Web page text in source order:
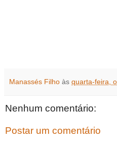
Manassés Filho às quarta-feira,
Nenhum comentário:
Postar um comentário